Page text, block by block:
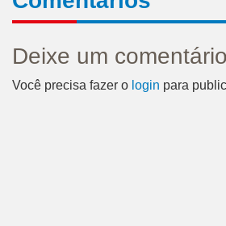
Deixe um comentário
Você precisa fazer o login para